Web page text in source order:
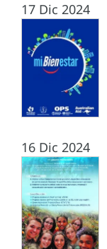
17 Dic 2024
16 Dic 2024